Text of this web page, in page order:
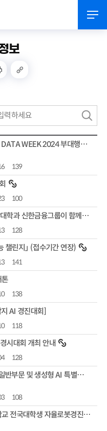
보
검
색
[부산테크노파크] BUSAN DATA WEEK 2024 부대행사 (부산 데이터 활용 우수사례 공모전)...
139
100
2024년 빅데이터 혁신융합대학과 신한금융그룹이 함께하는 빅데이터 해커톤 대회」
128
챌린지」 (접수기간 연장)
141
톤
138
AI 경진대회]
118
시대회 개최 안내
128
제33회 대전디자인어워드 일반부문 및 생성형 AI 특별주제 개최 안내
108
제27회 2024 국립창원대학교 전국대학생 자율로봇경진대회 안내